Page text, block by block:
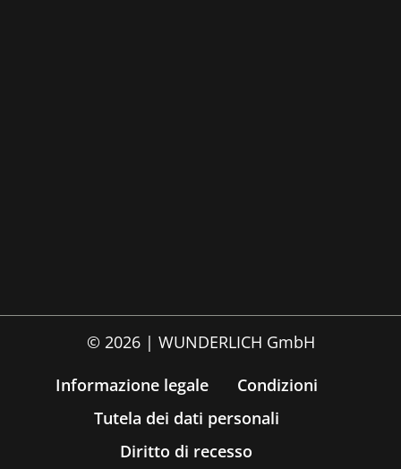
© 2026 | WUNDERLICH GmbH
Informazione legale
Condizioni
Tutela dei dati personali
Diritto di recesso